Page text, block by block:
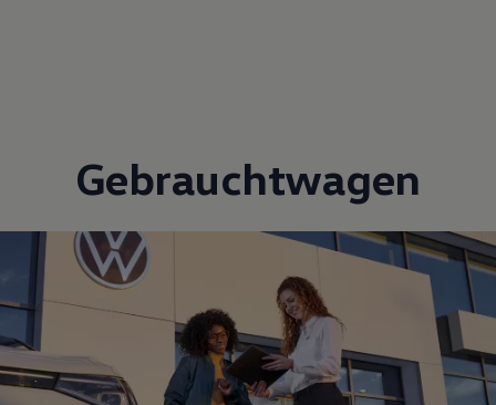
Gebrauchtwagen